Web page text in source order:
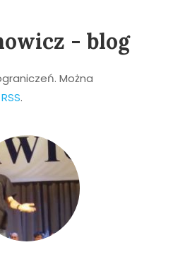
- blog
Można
RSS.